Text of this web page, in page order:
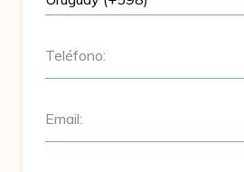
Teléfono:
Email: